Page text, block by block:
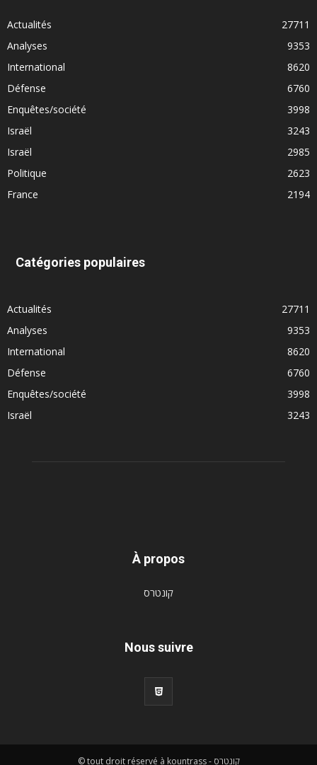
Actualités
27711
Analyses
9353
International
8620
Défense
6760
Enquêtes/société
3998
Israël
3243
Israël
2985
Politique
2623
France
2194
Catégories populaires
Actualités
27711
Analyses
9353
International
8620
Défense
6760
Enquêtes/société
3998
Israël
3243
À propos
קונטרס
Nous suivre
© tout droit réservé à kountrass - קונטרס